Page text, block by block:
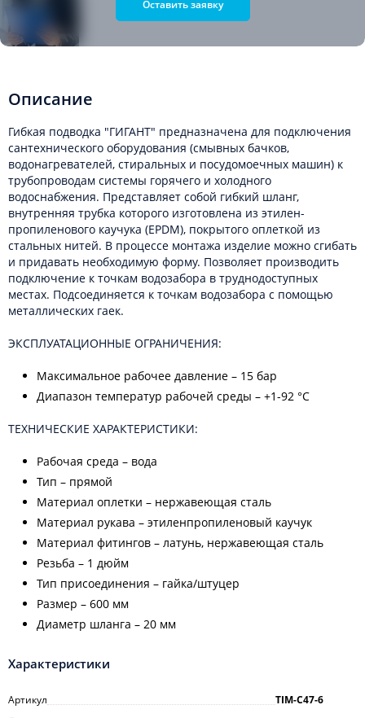
Оставить заявку
Описание
Гибкая подводка "ГИГАНТ" предназначена для подключения
сантехнического оборудования (смывных бачков,
водонагревателей, стиральных и посудомоечных машин) к
трубопроводам системы горячего и холодного
водоснабжения. Представляет собой гибкий шланг,
внутренняя трубка которого изготовлена из этилен-
пропиленового каучука (EPDM), покрытого оплеткой из
стальных нитей. В процессе монтажа изделие можно сгибать
и придавать необходимую форму. Позволяет производить
подключение к точкам водозабора в труднодоступных
местах. Подсоединяется к точкам водозабора с помощью
металлических гаек.
ЭКСПЛУАТАЦИОННЫЕ ОГРАНИЧЕНИЯ:
Максимальное рабочее давление – 15 бар
Диапазон температур рабочей среды – +1-92 °С
ТЕХНИЧЕСКИЕ ХАРАКТЕРИСТИКИ:
Рабочая среда – вода
Тип – прямой
Материал оплетки – нержавеющая сталь
Материал рукава – этиленпропиленовый каучук
Материал фитингов – латунь, нержавеющая сталь
Резьба – 1 дюйм
Тип присоединения – гайка/штуцер
Размер – 600 мм
Диаметр шланга – 20 мм
Характеристики
Артикул
TIM-C47-6